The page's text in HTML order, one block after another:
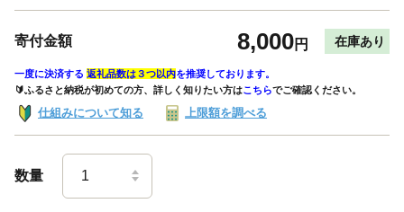
寄付金額 8,000円 在庫あり
一度に決済する 返礼品数は３つ以内を推奨しております。
🔰ふるさと納税が初めての方、詳しく知りたい方はこちらでご確認ください。
仕組みについて知る 上限額を調べる
数量